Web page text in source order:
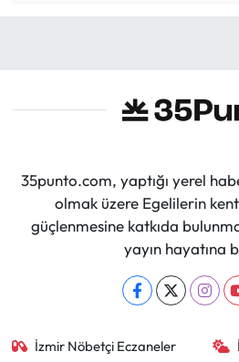
35punto.com, yaptığı yerel
olmak üzere Egelilerin
güçlenmesine katkıda
yayın hayatına
İzmir Nöbetçi Eczaneler